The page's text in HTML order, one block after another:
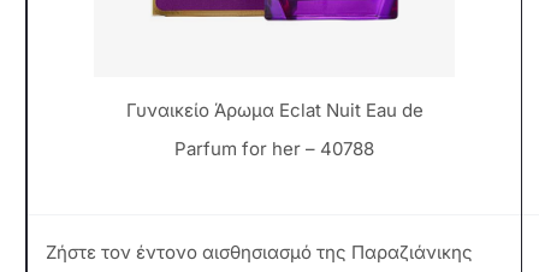
Γυναικείο Άρωμα Eclat Nuit Eau de
Parfum for her – 40788
Ζήστε τον έντονο αισθησιασμό της Παραζιάνικης